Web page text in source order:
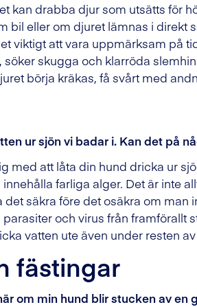
kan drabba djur som utsätts för
bil eller om djuret lämnas i direkt
viktigt att vara uppmärksam på
skugga och klarröda
börja kräkas, få svårt med
ur sjön vi badar i. Kan det på
med att låta din hund dricka ur
farliga alger. Det är inte
säkra före det osäkra om
och virus från framförallt
vatten ute även under resten
fästingar
om min hund blir stucken av en